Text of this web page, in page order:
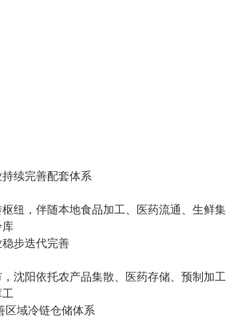
续完善配套体系
纽，伴随本地食品加工、医药流通、生鲜集
步迭代完善
沈阳依托农产品集散、医药存储、预制加工
区域冷链仓储体系